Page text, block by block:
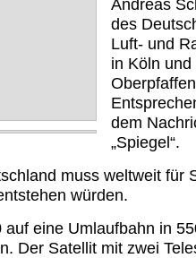
Andreas
des
Luft- und
in Köln und
dem
„Spiegel“.
muss weltweit für
würden.
auf eine Umlaufbahn in
Der Satellit mit zwei